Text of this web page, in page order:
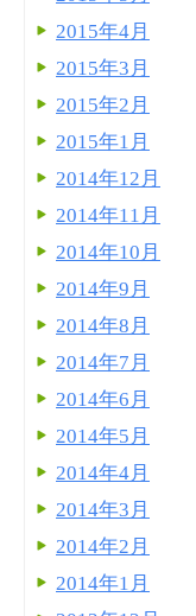
2015年4月
2015年3月
2015年2月
2015年1月
2014年12月
2014年11月
2014年10月
2014年9月
2014年8月
2014年7月
2014年6月
2014年5月
2014年4月
2014年3月
2014年2月
2014年1月